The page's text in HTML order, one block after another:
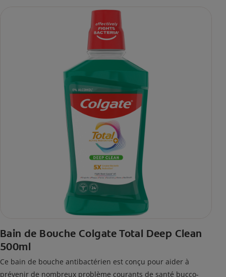
Bain de Bouche Colgate Total Deep Clean
500ml
Ce bain de bouche antibactérien est conçu pour aider à
prévenir de nombreux problème courants de santé bucco-